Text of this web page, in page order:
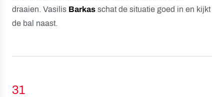
draaien. Vasilis Barkas schat de situatie goed in en kijkt
de bal naast.
31